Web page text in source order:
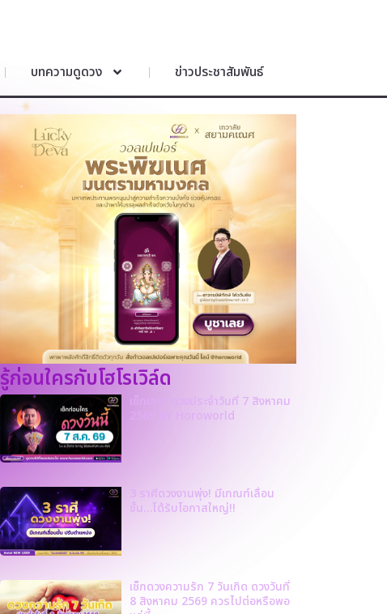
บทความดูดวง ข่าวประชาสัมพันธ์
รู้ก่อนใครกับโฮโรเวิล์ด
เช็กเลย! ดวงประจำวันที่ 7 สิงหาคม
2569 BY Horoworld
3 ราศีดวงงานพุ่ง! มีเกณฑ์เลื่อน
ขั้น…ได้รับโอกาสใหญ่!!
เช็กดวงความรัก 7 วันเกิด ดวงวันที่
8 สิงหาคม 2569 ควรไปต่อหรือพอ